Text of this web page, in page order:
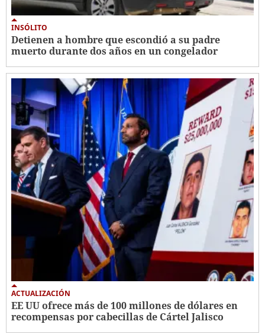
INSÓLITO
Detienen a hombre que escondió a su padre
muerto durante dos años en un congelador
ACTUALIZACIÓN
EE UU ofrece más de 100 millones de dólares en
recompensas por cabecillas de Cártel Jalisco